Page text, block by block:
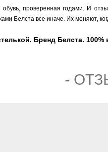
проверенная годами. И
Белста все иначе. Их меняют,
Бренд Белста. 100%
-